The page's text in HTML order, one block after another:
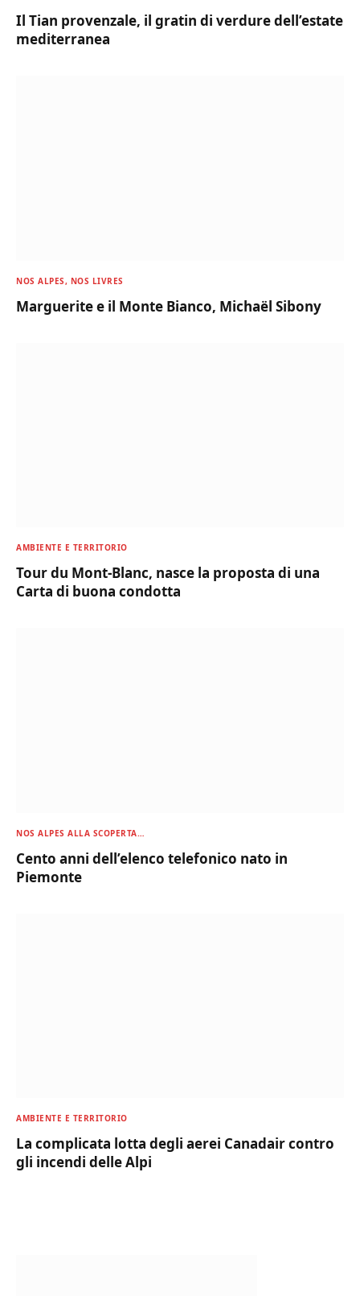
Il Tian provenzale, il gratin di verdure dell’estate
mediterranea
NOS ALPES, NOS LIVRES
Marguerite e il Monte Bianco, Michaël Sibony
AMBIENTE E TERRITORIO
Tour du Mont-Blanc, nasce la proposta di una
Carta di buona condotta
NOS ALPES ALLA SCOPERTA…
Cento anni dell’elenco telefonico nato in
Piemonte
AMBIENTE E TERRITORIO
La complicata lotta degli aerei Canadair contro
gli incendi delle Alpi